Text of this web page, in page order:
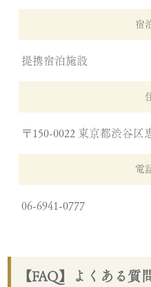
宿
提携宿泊施設
〒150-0022 東京都渋谷
電
06-6941-0777
【FAQ】よくある質